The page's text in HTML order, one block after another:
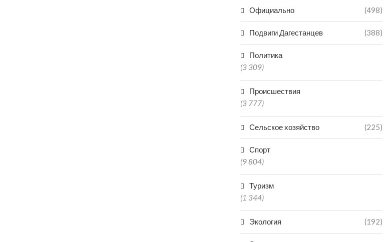
Официально (498)
Подвиги Дагестанцев (388)
Политика
(3 309)
Происшествия
(3 777)
Сельское хозяйство (225)
Спорт
(9 804)
Туризм
(1 344)
Экология (192)